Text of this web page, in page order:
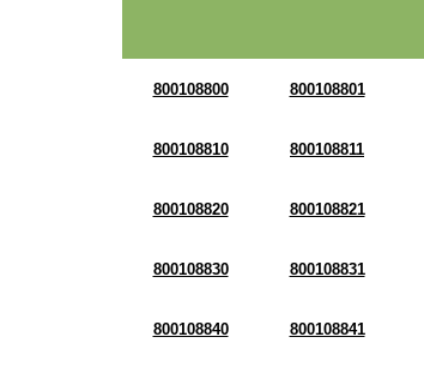
800108800 800108801
800108810 800108811
800108820 800108821
800108830 800108831
800108840 800108841